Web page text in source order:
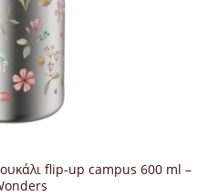
flip-up campus 600 ml –